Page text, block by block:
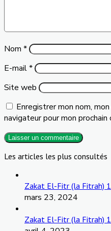
Nom *
E-mail*
Site web
Enregistrer mon nom,
navigateur pour mon prochain
Les articles les plus consultés
Zakat El-Fitr (la Fitrah)
mars 23, 2024
Zakat El-Fitr (la Fitrah)